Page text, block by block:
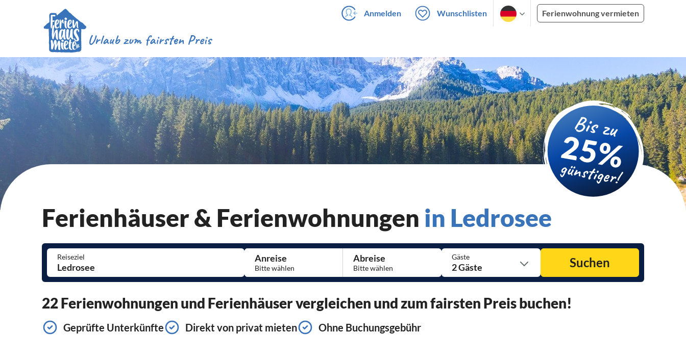
Anmelden Wunschlisten Ferienwohnung vermieten
Ferienhäuser & Ferienwohnungen in Ledrosee
Reiseziel Anreise Abreise Gäste
2 Gäste Suchen
22 Ferienwohnungen und Ferienhäuser vergleichen und zum fairsten Preis buchen!
Geprüfte Unterkünfte Direkt von privat mieten Ohne Buchungsgebühr